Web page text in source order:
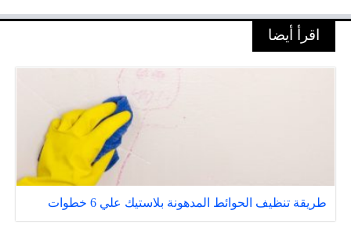
اقرأ أيضا
طريقة تنظيف الحوائط المدهونة بلاستيك علي 6 خطوات